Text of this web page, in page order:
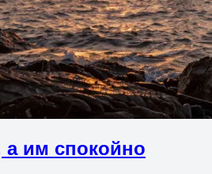
а им спокойно